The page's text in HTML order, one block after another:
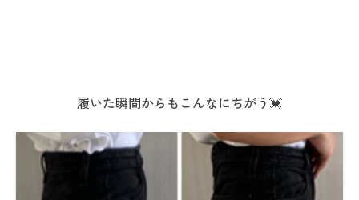
履いた瞬間からもこんなにちがう💓